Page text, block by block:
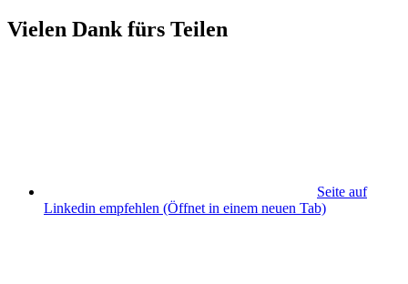
Vielen Dank fürs Teilen
Seite auf
Linkedin empfehlen (Öffnet in einem neuen Tab)